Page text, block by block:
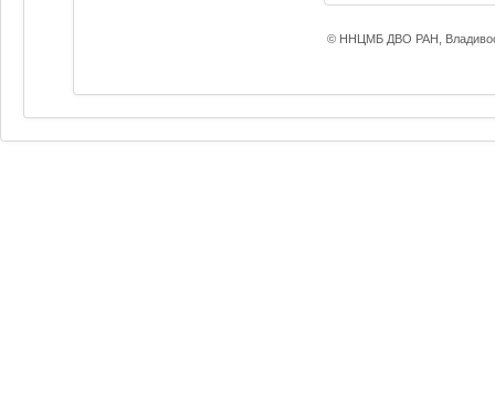
© ННЦМБ ДВО РАН,